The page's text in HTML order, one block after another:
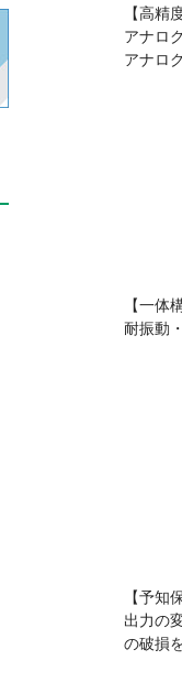
【高精
アナロ
アナロ
【一体
耐振動
【予知
出力の
の破損